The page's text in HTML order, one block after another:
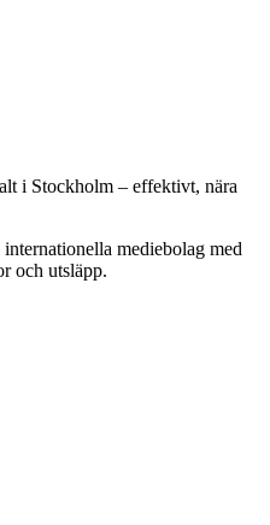
i Stockholm – effektivt, nära
mediebolag med
och utsläpp.